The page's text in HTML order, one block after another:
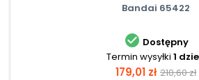
Bandai 65422
 Dostępny
Termin wysyłki 1
Cena
179,01 zł Cena
210,60 zł